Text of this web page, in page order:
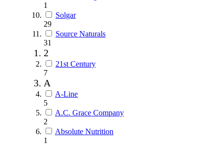
1
Solgar
29
Source Naturals
31
2
21st Century
7
A
A-Line
5
A.C. Grace Company
2
Absolute Nutrition
1